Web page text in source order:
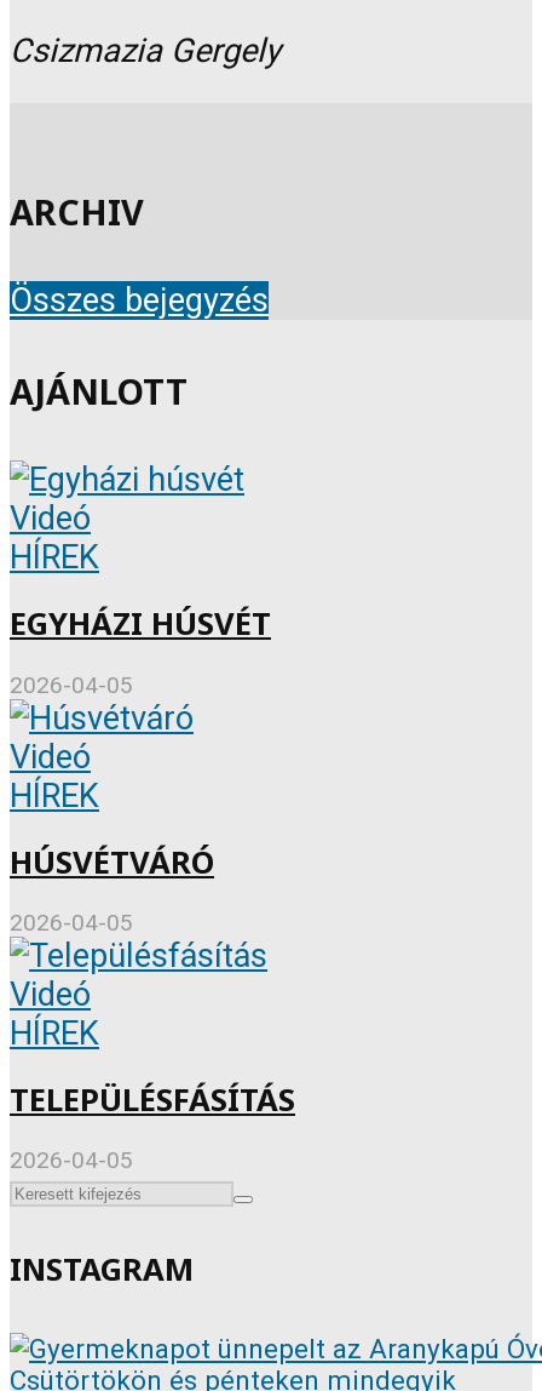
Csizmazia Gergely
ARCHIV
Összes bejegyzés
AJÁNLOTT
Videó
HÍREK
EGYHÁZI HÚSVÉT
2026-04-05
Videó
HÍREK
HÚSVÉTVÁRÓ
2026-04-05
Videó
HÍREK
TELEPÜLÉSFÁSÍTÁS
2026-04-05
INSTAGRAM